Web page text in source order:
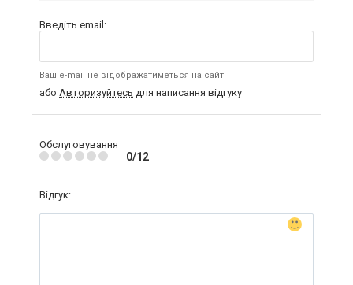
Введіть email:
Ваш e-mail не відображатиметься на сайті
або Авторизуйтесь для написання відгуку
Обслуговування
0/12
Відгук: